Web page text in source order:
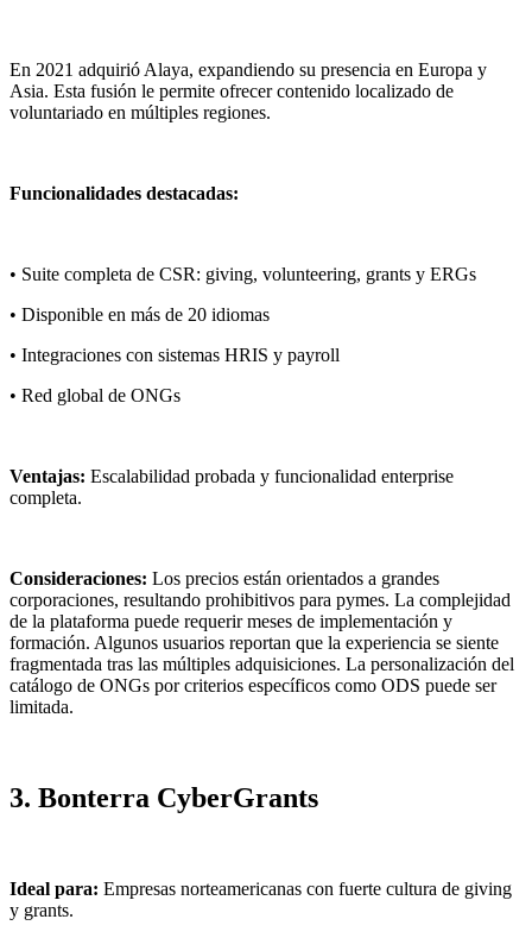
En 2021 adquirió Alaya, expandiendo su presencia en Europa y
Asia. Esta fusión le permite ofrecer contenido localizado de
voluntariado en múltiples regiones.
Funcionalidades destacadas:
• Suite completa de CSR: giving, volunteering, grants y ERGs
• Disponible en más de 20 idiomas
• Integraciones con sistemas HRIS y payroll
• Red global de ONGs
Ventajas: Escalabilidad probada y funcionalidad enterprise
completa.
Consideraciones: Los precios están orientados a grandes
corporaciones, resultando prohibitivos para pymes. La complejidad
de la plataforma puede requerir meses de implementación y
formación. Algunos usuarios reportan que la experiencia se siente
fragmentada tras las múltiples adquisiciones. La personalización del
catálogo de ONGs por criterios específicos como ODS puede ser
limitada.
3. Bonterra CyberGrants
Ideal para: Empresas norteamericanas con fuerte cultura de giving
y grants.